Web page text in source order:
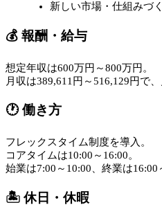
新しい市場・仕組みづ
💰 報酬・給与
想定年収は600万円～800万円。
月収は389,611円～516,129円で
🕐 働き方
フレックスタイム制度を導入。
コアタイムは10:00～16:00。
始業は7:00～10:00、終業は16:00
🏝️ 休日・休暇